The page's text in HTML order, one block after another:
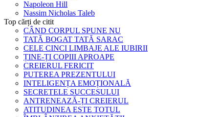
Napoleon Hill
Nassim Nicholas Taleb
Top cărți de citit
CÂND CORPUL SPUNE NU
TATĂ BOGAT TATĂ SARAC
CELE CINCI LIMBAJE ALE IUBIRII
ȚINE-ȚI COPIII APROAPE
CREIERUL FERICIT
PUTEREA PREZENTULUI
INTELIGENȚA EMOȚIONALĂ
SECRETELE SUCCESULUI
ANTRENEAZĂ-ȚI CREIERUL
ATITUDINEA ESTE TOTUL